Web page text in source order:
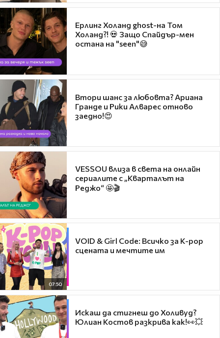
Ерлинг Холанд ghost-на Том
Холанд?! 💀 Защо Спайдър-мен
остана на "seen"😅
Втори шанс за любовта? Ариана
Гранде и Рики Алварес отново
заедно!😍
VESSOU влиза в света на онлайн
сериалите с „Кварталът на
Реджо“ 🤩🎬
07:50
VOID & Girl Code: Всичко за K-pop
сцената и мечтите им
Искаш да стигнеш до Холивуд?
Юлиан Костов разкрива как!👀💥